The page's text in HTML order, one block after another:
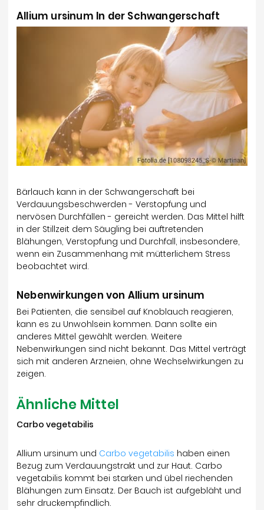
Allium ursinum In der Schwangerschaft
Bärlauch kann in der Schwangerschaft bei
Verdauungsbeschwerden - Verstopfung und
nervösen Durchfällen - gereicht werden. Das Mittel hilft
in der Stillzeit dem Säugling bei auftretenden
Blähungen, Verstopfung und Durchfall, insbesondere,
wenn ein Zusammenhang mit mütterlichem Stress
beobachtet wird.
Nebenwirkungen von Allium ursinum
Bei Patienten, die sensibel auf Knoblauch reagieren,
kann es zu Unwohlsein kommen. Dann sollte ein
anderes Mittel gewählt werden. Weitere
Nebenwirkungen sind nicht bekannt. Das Mittel verträgt
sich mit anderen Arzneien, ohne Wechselwirkungen zu
zeigen.
Ähnliche Mittel
Carbo vegetabilis
Allium ursinum und Carbo vegetabilis haben einen
Bezug zum Verdauungstrakt und zur Haut. Carbo
vegetabilis kommt bei starken und übel riechenden
Blähungen zum Einsatz. Der Bauch ist aufgebläht und
sehr druckempfindlich.